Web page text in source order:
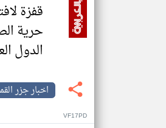
قفزة
حرية
الدول
اخبار جزر
VF17PD